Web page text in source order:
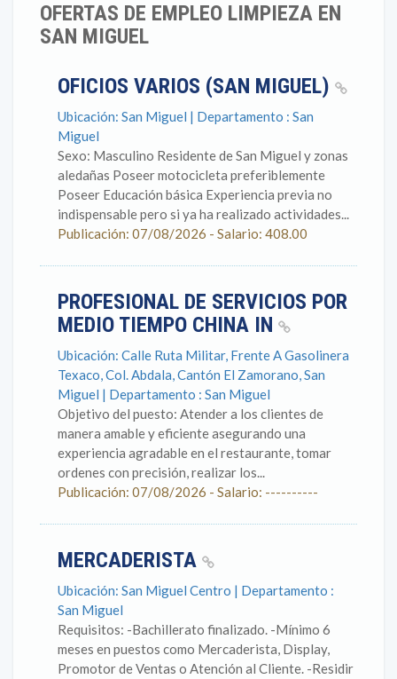
OFERTAS DE EMPLEO LIMPIEZA EN
SAN MIGUEL
OFICIOS VARIOS (SAN MIGUEL)
Ubicación: San Miguel | Departamento : San
Miguel
Sexo: Masculino Residente de San Miguel y zonas
aledañas Poseer motocicleta preferiblemente
Poseer Educación básica Experiencia previa no
indispensable pero si ya ha realizado actividades...
Publicación: 07/08/2026 - Salario: 408.00
PROFESIONAL DE SERVICIOS POR
MEDIO TIEMPO CHINA IN
Ubicación: Calle Ruta Militar, Frente A Gasolinera
Texaco, Col. Abdala, Cantón El Zamorano, San
Miguel | Departamento : San Miguel
Objetivo del puesto: Atender a los clientes de
manera amable y eficiente asegurando una
experiencia agradable en el restaurante, tomar
ordenes con precisión, realizar los...
Publicación: 07/08/2026 - Salario: ----------
MERCADERISTA
Ubicación: San Miguel Centro | Departamento :
San Miguel
Requisitos: -Bachillerato finalizado. -Mínimo 6
meses en puestos como Mercaderista, Display,
Promotor de Ventas o Atención al Cliente. -Residir